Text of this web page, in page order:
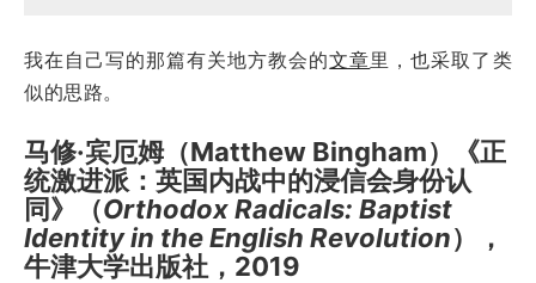
我在自己写的那篇有关地方教会的文章里，也采取了类
似的思路。
马修·宾厄姆（Matthew Bingham）《正
统激进派：英国内战中的浸信会身份认
同》（Orthodox Radicals: Baptist
Identity in the English Revolution），
牛津大学出版社，2019